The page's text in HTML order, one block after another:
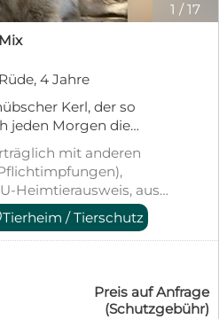
1 /17
4 Jahre
Kerl, der so
jeden Morgen die
eincremen. Aber ganz
mir egal. Ich bin froh,
ich wäre noch froher,
oder eine Familie gäbe,
ich bisher noch nicht
all das zeigt, was ich
Piti ist ein von
Schäferhund-Mix.
strahlt Ruhe aus und
Wir glauben
mit anderen
Heimtierausweis, aus
§11
Tierheim / Tierschutz
Preis auf Anfrage
(Schutzgebühr)